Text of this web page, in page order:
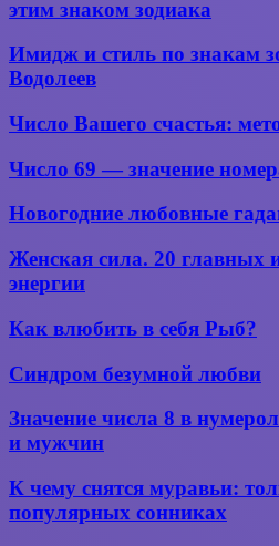
любви:
плюсов
и
минусов
с
этим
зодиака
этим знаком зодиака
Имидж
и
стиль
знакам
Мода
Водолеев
Имидж и стиль по знакам
Водолеев
Число
счастья:
методика
Число Вашего счастья:
Число
значение
номера
Число 69 — значение
Новогодние
любовные
гадания
Новогодние любовные
Женская
20
источников
энергии
Женская сила. 20 главных
энергии
Как
в себя
Рыб?
Как влюбить в себя Рыб?
Синдром
безумной
любви
Синдром безумной любви
Значение
8 в
для
женщин
Значение числа 8 в
и мужчин
К
снятся
К чему снятся муравьи:
популярных сонниках